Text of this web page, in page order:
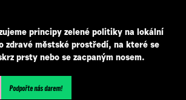
principy zelené politiky na lokální
zdravé městské prostředí, na které se
prsty nebo se zacpaným nosem.
Podpořte nás darem!